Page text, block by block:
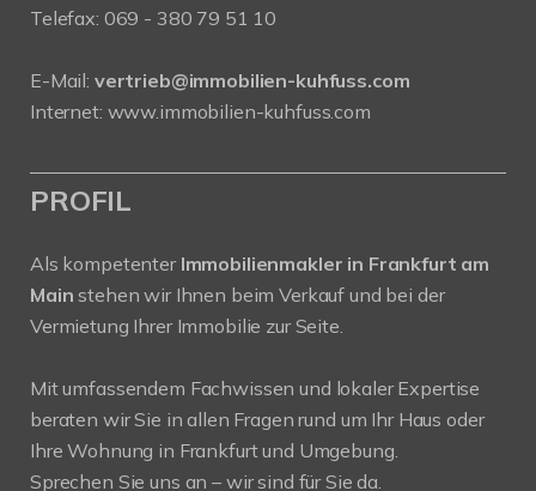
Telefax: 069 - 380 79 51 10
E-Mail: vertrieb@immobilien-kuhfuss.com
Internet: www.immobilien-kuhfuss.com
PROFIL
Als kompetenter Immobilienmakler in Frankfurt am
Main stehen wir Ihnen beim Verkauf und bei der
Vermietung Ihrer Immobilie zur Seite.
Mit umfassendem Fachwissen und lokaler Expertise
beraten wir Sie in allen Fragen rund um Ihr Haus oder
Ihre Wohnung in Frankfurt und Umgebung.
Sprechen Sie uns an – wir sind für Sie da.